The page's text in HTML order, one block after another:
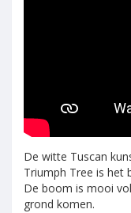
De witte Tuscan
Triumph Tree is het
De boom is mooi
grond komen.